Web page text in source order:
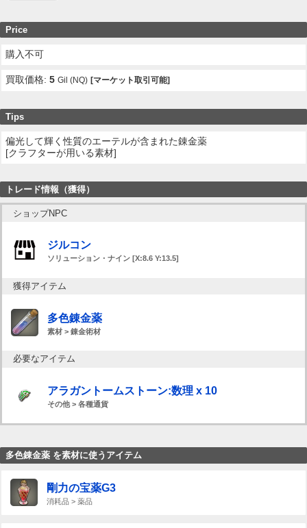
Price
購入不可
買取価格:5 Gil (NQ) [マーケット取引可能]
Tips
偏光して輝く性質のエーテルが含まれた錬金薬
[クラフターが用いる素材]
トレード情報（獲得）
ショップNPC
ジルコン
ソリューション・ナイン [X:8.6 Y:13.5]
獲得アイテム
多色錬金薬
素材 > 錬金術材
必要なアイテム
アラガントームストーン:数理 x 10
その他 > 各種通貨
多色錬金薬 を素材に使うアイテム
剛力の宝薬G3
消耗品 > 薬品